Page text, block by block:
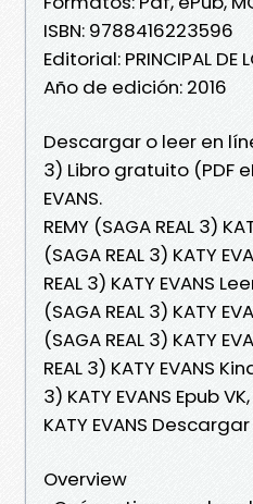
ISBN: 9788416223596
Editorial: PRINCIPAL DE
Año de edición: 2016
Descargar o leer en
3) Libro gratuito (PDF
EVANS.
REMY (SAGA REAL 3)
(SAGA REAL 3) KATY
REAL 3) KATY EVANS
(SAGA REAL 3) KATY
(SAGA REAL 3) KATY
REAL 3) KATY EVANS
3) KATY EVANS Epub
KATY EVANS
Overview